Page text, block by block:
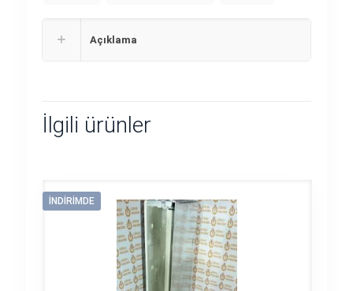
Açıklama
İlgili ürünler
İNDIRIMDE